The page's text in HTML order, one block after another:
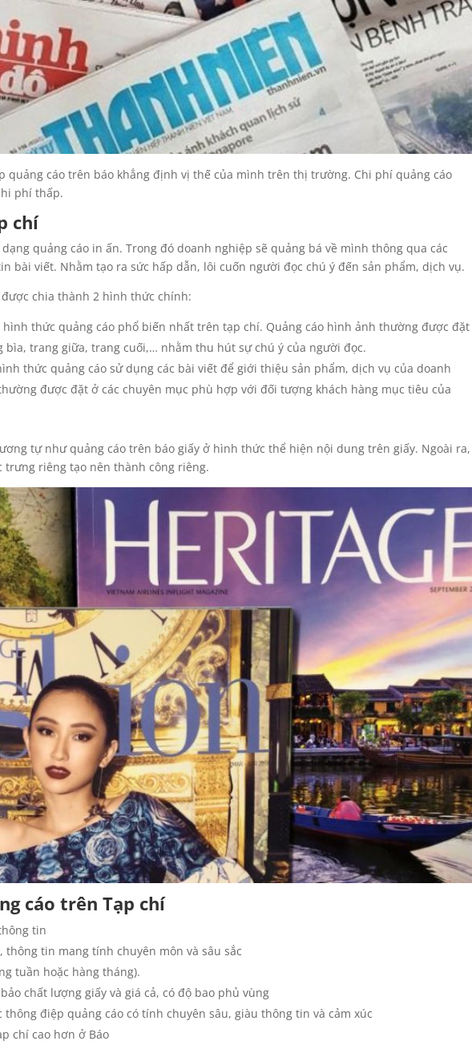
quảng cáo trên báo khẳng định vị thế của mình trên thị trường. Chi phí quảng cáo
phí thấp.
chí
quảng cáo in ấn. Trong đó doanh nghiệp sẽ quảng bá về mình thông qua các
bài viết. Nhằm tạo ra sức hấp dẫn, lôi cuốn người đọc chú ý đến sản phẩm, dịch vụ.
chia thành 2 hình thức chính:
hình thức quảng cáo phổ biến nhất trên tạp chí. Quảng cáo hình ảnh thường được đặt
trang giữa, trang cuối,… nhằm thu hút sự chú ý của người đọc.
thức quảng cáo sử dụng các bài viết để giới thiệu sản phẩm, dịch vụ của doanh
được đặt ở các chuyên mục phù hợp với đối tượng khách hàng mục tiêu của
tự như quảng cáo trên báo giấy ở hình thức thể hiện nội dung trên giấy. Ngoài ra,
trưng riêng tạo nên thành công riêng.
cáo trên Tạp chí
tin
thông tin mang tính chuyên môn và sâu sắc
tuần hoặc hàng tháng).
chất lượng giấy và giá cả, có độ bao phủ vùng
điệp quảng cáo có tính chuyên sâu, giàu thông tin và cảm xúc
chí cao hơn ở Báo